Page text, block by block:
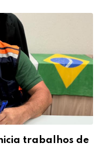
trabalhos de